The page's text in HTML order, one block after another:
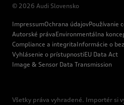
© 2026 Audi Slovensko
ImpressumOchrana údajovPoužívanie
Autorské právaEnvironmentálna
Compliance a integritaInformácie o
Vyhlásenie o prístupnostiEU Data Act
Image & Sensor Data Transmission
Všetky práva vyhradené. Importér si